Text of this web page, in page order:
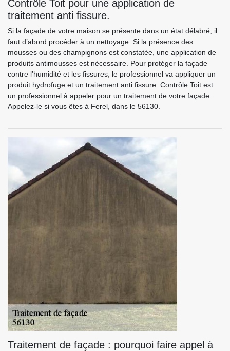
Contrôle Toit pour une application de
traitement anti fissure.
Si la façade de votre maison se présente dans un état délabré, il
faut d’abord procéder à un nettoyage. Si la présence des
mousses ou des champignons est constatée, une application de
produits antimousses est nécessaire. Pour protéger la façade
contre l’humidité et les fissures, le professionnel va appliquer un
produit hydrofuge et un traitement anti fissure. Contrôle Toit est
un professionnel à appeler pour un traitement de votre façade.
Appelez-le si vous êtes à Ferel, dans le 56130.
Traitement de façade : pourquoi faire appel à